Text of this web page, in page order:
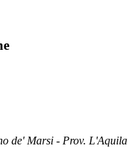
de' Marsi - Prov. L'Aquila